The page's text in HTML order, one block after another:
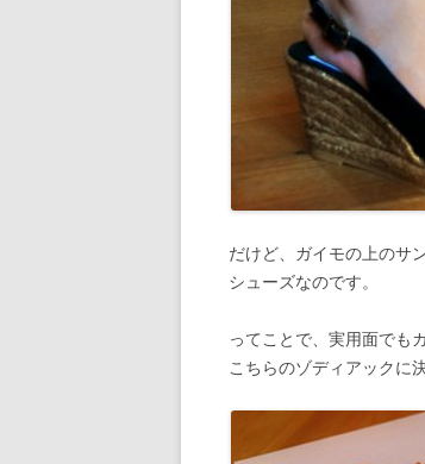
だけど、ガイモの上のサ
シューズなのです。
ってことで、実用面でも
こちらのゾディアックに